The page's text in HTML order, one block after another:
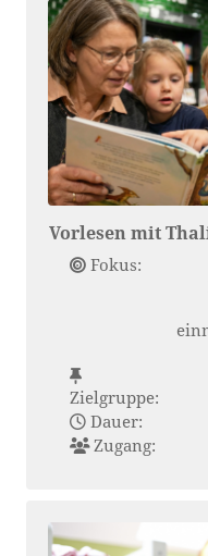
Vorlesen mit
Fokus:
Zielgruppe:
Dauer:
Zugang: